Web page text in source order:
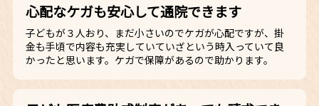
心配なケガも安心して通院できます
子どもが３人おり、まだ小さいのでケガが心配ですが、掛
金も手頃で内容も充実していていざという時入っていて良
かったと思います。ケガで保障があるので助かります。